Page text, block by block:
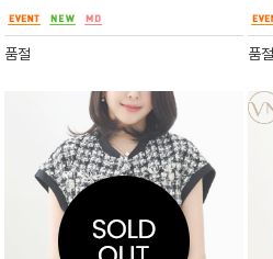
리스 베스트/양 옆에는 은은한 웰트 포켓이 자리
해 실용성을 더했고 모던하고 심플하게 너무 이
뻐요^^
품절
이
패치로
템
품절